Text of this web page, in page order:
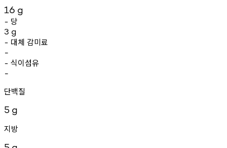
16 g
- 당
3 g
- 대체 감미료
-
- 식이섬유
-
단백질
5 g
지방